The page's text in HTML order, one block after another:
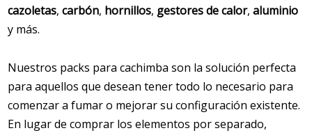
cazoletas, carbón, hornillos, gestores de calor, aluminio
y más.
Nuestros packs para cachimba son la solución perfecta
para aquellos que desean tener todo lo necesario para
comenzar a fumar o mejorar su configuración existente.
En lugar de comprar los elementos por separado,